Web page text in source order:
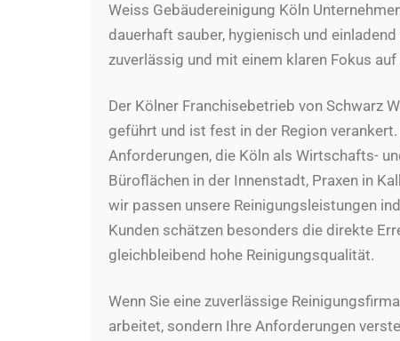
Weiss Gebäudereinigung Köln
dauerhaft sauber, hygienisch und
zuverlässig und mit einem klaren Fokus
Der Kölner Franchisebetrieb von Schwarz
geführt und ist fest in der Region
Anforderungen, die Köln als Wirtschafts-
Büroflächen in der Innenstadt, Praxen in
wir passen unsere Reinigungsleistungen
Kunden schätzen besonders die direkte
gleichbleibend hohe Reinigungsqualität.
Wenn Sie eine zuverlässige
arbeitet, sondern Ihre Anforderungen